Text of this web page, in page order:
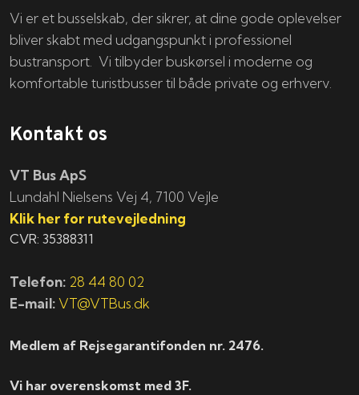
Vi er et busselskab, der sikrer, at dine gode oplevelser
bliver skabt med udgangspunkt i professionel
bustransport. Vi tilbyder buskørsel i moderne og
komfortable turistbusser til både private og erhverv.
Kontakt os
VT Bus ApS
​​​Lundahl Nielsens Vej 4, 7100 Vejle
Klik her for rutevejledning
CVR: 35388311
Telefon: 28 44 80 02
E-mail: VT@VTBus.dk
Medlem af Rejsegarantifonden nr. 2476.
Vi har overenskomst med 3F.